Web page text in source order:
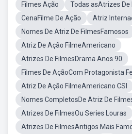
Filmes Ação
Todas asAtrizes De
CenaFilme De Ação
Atriz
Nomes De Atriz De FilmesFamosos
Atriz De Ação FilmeAmericano
Atrizes De FilmesDrama Anos 90
Filmes De AçãoCom Protagonista
Atriz De Ação FilmeAmericano CSI
Nomes CompletosDe Atriz De
Atrizes De FilmesOu Series Louras
Atrizes De FilmesAntigos Mais